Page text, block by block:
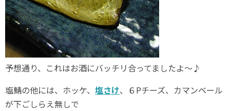
予想通り、これはお酒にバッチリ合ってましたよ～♪
塩鯖の他には、ホッケ、 塩さけ、６Pチーズ、カマンベール
が下ごしらえ無しで